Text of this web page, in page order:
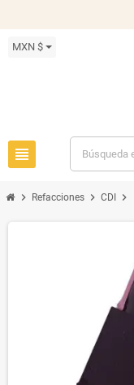
MXN $
view_headline
chevron_right Refacciones chevron_right CDI chevron_right